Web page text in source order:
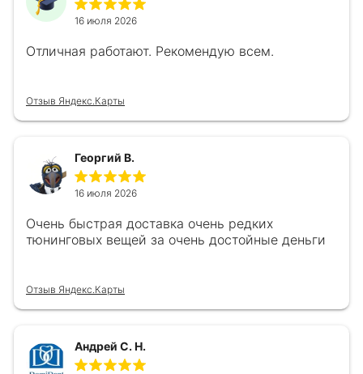
16 июля 2026
Отличная работают. Рекомендую всем.
Отзыв Яндекс.Карты
Георгий В.
16 июля 2026
Очень быстрая доставка очень редких
тюнинговых вещей за очень достойные деньги
Отзыв Яндекс.Карты
Андрей С. Н.